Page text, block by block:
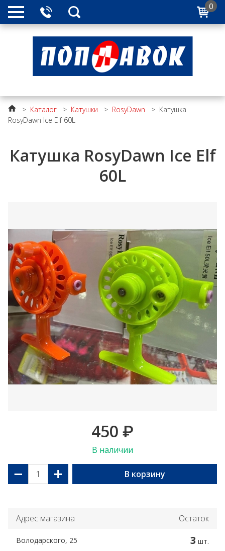
0
> Каталог > Катушки > RosyDawn > Катушка
RosyDawn Ice Elf 60L
Катушка RosyDawn Ice Elf
60L
450 ₽
В наличии
− + В корзину
Адрес магазина Остаток
Володарского, 25 3 шт.